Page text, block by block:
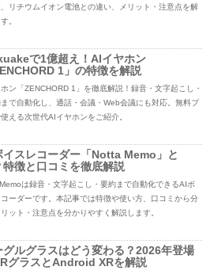
リチウムイオン電池との違い、メリット・注意点を解
。
で1億超え！AIイヤホン
1」の特徴を解説
ン「ZENCHORD 1」を徹底解説！録音・文字起こし・
で自動化し、通話・会議・Web会議にも対応。無料プ
える次世代AIイヤホンをご紹介。
イスレコーダー「Notta Memo」と
特徴と口コミを徹底解説
は録音・文字起こし・要約まで自動化できるAIボ
ーダーです。本記事では特徴や使い方、口コミから分
ット・注意点を分かりやすく解説します。
グルグラスはどう変わる？2026年登場
グラスとAndroid XRを解説